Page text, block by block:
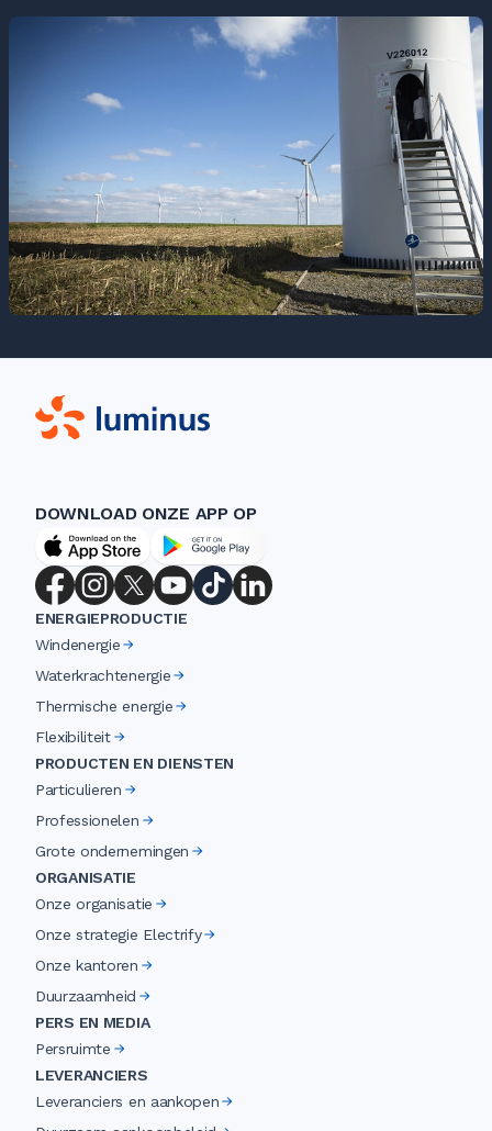
DOWNLOAD ONZE APP OP
ENERGIEPRODUCTIE
Windenergie
Waterkrachtenergie
Thermische energie
Flexibiliteit
PRODUCTEN EN DIENSTEN
Particulieren
Professionelen
Grote ondernemingen
ORGANISATIE
Onze organisatie
Onze strategie Electrify
Onze kantoren
Duurzaamheid
PERS EN MEDIA
Persruimte
LEVERANCIERS
Leveranciers en aankopen